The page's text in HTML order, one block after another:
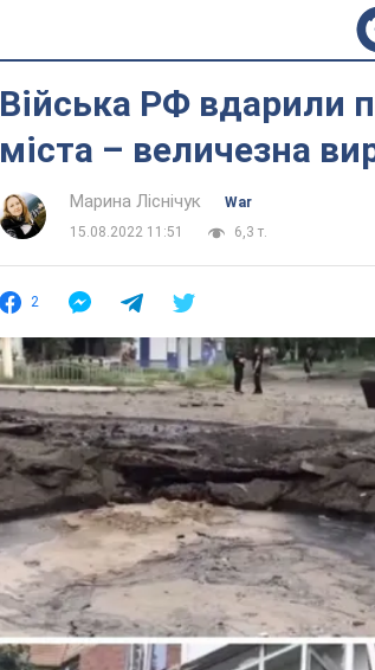
Війська РФ вдарили
міста – величезна
Марина Ліснічук
War
15.08.2022 11:51
6,3 т.
2